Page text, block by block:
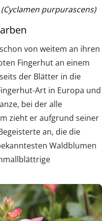
(Cyclamen purpurascens)
von weitem an ihren
Fingerhut an einem
der Blätter in die
Art in Europa und
bei der alle
zieht er aufgrund seiner
an, die die
Waldblumen